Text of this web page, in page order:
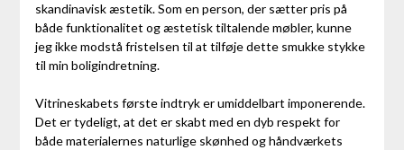
skandinavisk æstetik. Som en person, der sætter pris på
både funktionalitet og æstetisk tiltalende møbler, kunne
jeg ikke modstå fristelsen til at tilføje dette smukke stykke
til min boligindretning.
Vitrineskabets første indtryk er umiddelbart imponerende.
Det er tydeligt, at det er skabt med en dyb respekt for
både materialernes naturlige skønhed og håndværkets